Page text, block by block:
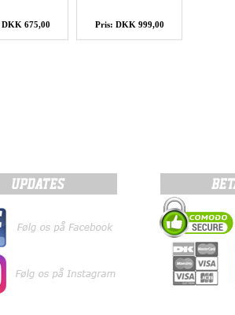
675,00 Pris: DKK 999,00